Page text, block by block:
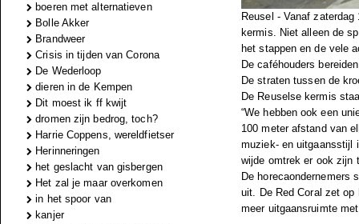
boeren met alternatieven
Bolle Akker
Brandweer
Crisis in tijden van Corona
De Wederloop
dieren in de Kempen
Dit moest ik ff kwijt
dromen zijn bedrog, toch?
Harrie Coppens, wereldfietser
Herinneringen
het geslacht van gisbergen
Het zal je maar overkomen
in het spoor van
kanjer
Reusel - Vanaf
kermis. Niet alleen de
het stappen en de vele
De caféhouders
De straten tussen de
De Reuselse kermis
“We hebben ook een
100 meter afstand van
muziek- en uitgaansstijl
wijde omtrek er ook zijn
De horecaondernemers
uit. De Red Coral zet
meer uitgaansruimte